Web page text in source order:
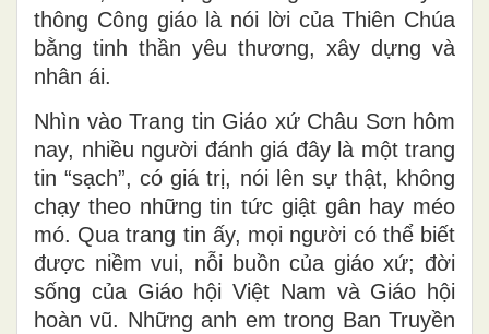
thông Công giáo là nói lời của Thiên Chúa
bằng tinh thần yêu thương, xây dựng và
nhân ái.
Nhìn vào Trang tin Giáo xứ Châu Sơn hôm
nay, nhiều người đánh giá đây là một trang
tin “sạch”, có giá trị, nói lên sự thật, không
chạy theo những tin tức giật gân hay méo
mó. Qua trang tin ấy, mọi người có thể biết
được niềm vui, nỗi buồn của giáo xứ; đời
sống của Giáo hội Việt Nam và Giáo hội
hoàn vũ. Những anh em trong Ban Truyền